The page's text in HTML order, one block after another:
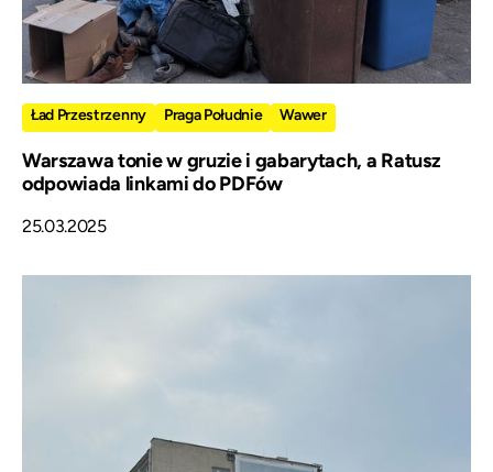
Ład Przestrzenny Praga Południe Wawer
Warszawa tonie w gruzie i gabarytach, a Ratusz
odpowiada linkami do PDFów
25.03.2025